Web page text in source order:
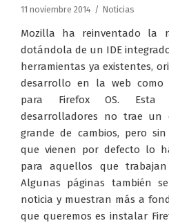
Cookies
Política de protección de
11 noviembre 2014 Noticias
Mozilla ha reinventado la
dotándola de un IDE
herramientas ya existentes,
desarrollo en la web como
para Firefox OS. Esta
desarrolladores no trae un
grande de cambios, pero
que vienen por defecto lo
para aquellos que
Algunas páginas también
noticia y muestran más a
que queremos es instalar